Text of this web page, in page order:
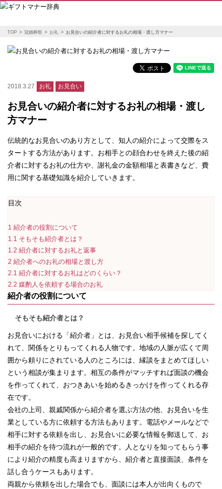
TOP 冠婚葬祭 お礼 お見合いの紹介者に対するお礼の相場・渡し方マナー
2018.3.27 お礼 お見合い
お見合いの紹介者に対するお礼の相場・渡し
方マナー
伝統的なお見合いのあり方として、知人の紹介によって交際をス
タートする方法があります。お相手との顔合わせを終えた後の紹
介者に対するお礼の仕方や、謝礼金の金額相場と表書きなど、費
用に関する基礎知識を紹介していきます。
目次
1 紹介者の役割について
1.1 そもそも紹介者とは？
1.2 紹介者に対するお礼と返事
2 紹介者へのお礼の相場と渡し方
2.1 紹介者に対するお礼はどのくらい？
2.2 媒酌人を依頼する場合のお礼
紹介者の役割について
そもそも紹介者とは？
お見合いにおける「紹介者」とは、お見合い相手候補を探してく
れて、関係をとりもってくれる人物です。地域の人脈が広くて周
囲から頼りにされている人のところには、縁談をまとめてほしい
という相談が集まります。相互の条件がマッチすれば面談の機会
を作ってくれて、おつきあいを始めるきっかけを作ってくれる存
在です。
会社の上司、親戚関係から紹介者を選ぶ方法の他、お見合いを生
業としている方に依頼する方法もあります。電話やメールなどで
相手に対する依頼を出し、お見合いに必要な情報を郵送して、お
相手の紹介を待つ流れが一般的です。人となりを知ってもらう事
により紹介の精度も高まりますから、紹介者と直接面談、条件を
話し合うケースもあります。
両親から依頼を出した場合でも、面談には本人が出向くもので